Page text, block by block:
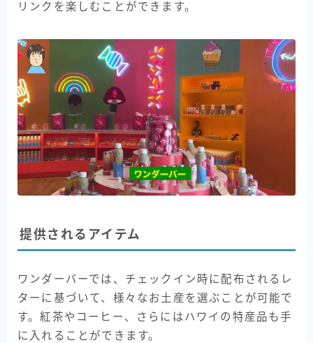
リンクを楽しむことができます。
提供されるアイテム
ワンダーバーでは、チェックイン時に配布されるレ
ターに基づいて、様々なお土産を選ぶことが可能で
す。紅茶やコーヒー、さらにはハワイの特産品も手
に入れることができます。